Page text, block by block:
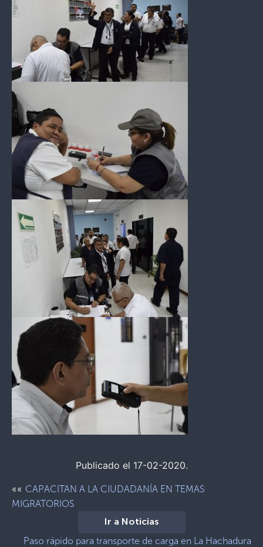
Publicado el 17-02-2020.
«« CAPACITAN A LA CIUDADANÍA EN TEMAS
MIGRATORIOS
Ir a Noticias
Paso rápido para transporte de carga en La Hachadura